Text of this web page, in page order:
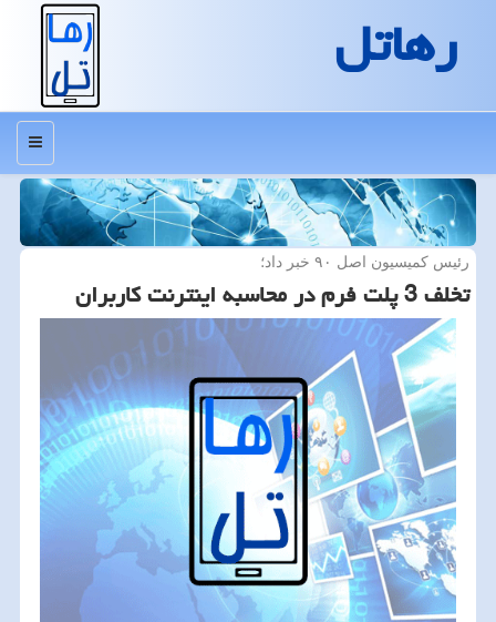
رهاتل
منو
رئیس كمیسیون اصل ۹۰ خبر داد؛
تخلف 3 پلت فرم در محاسبه اینترنت كاربران